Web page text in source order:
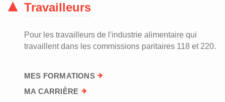
Travailleurs
Pour les travailleurs de l'industrie alimentaire qui
travaillent dans les commissions paritaires 118 et 220.
MES FORMATIONS
MA CARRIÈRE